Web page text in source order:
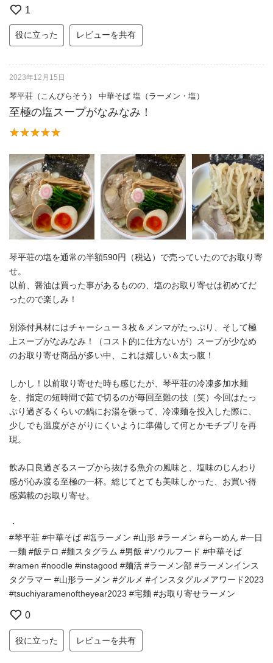
1
役に立った レビューを共有
2023年12月15日
琴平荘（こんぴらそう） 中華そば 塩（ラーメン・塩）
至極の塩スープがなみなみ！
琴平荘の塩を通常の半額590円（税込）で売っていたのでお取り寄
せ。
以前、醤油は買った事があるものの、塩のお取り寄せは初めてだ
ったので楽しみ！
別添付具材にはチャーシュー３枚＆メンマがたっぷり、そして極
上スープがなみなみ！（コスト的に仕方ないが）スープが少なめ
のお取り寄せ商品が多い中、これは嬉しい＆太っ腹！
しかし！以前取り寄せた時も感じたが、琴平荘の冷凍多加水麺
を、指定の短時間で茹で切るのが毎回至難の技（笑）今回はたっ
ぷり過ぎるくらいの鍋にお湯を張って、冷凍麺を投入した際に、
少しでも温度がさがりにくいように準備して何とかモチプリを再
現。
飲み口良過ぎるスープから抜ける魚介の風味と、塩味のじんわり
感が沁み渡る至極の一杯。総じてとても美味しかった、お買い得
感満載のお取り寄せ。
・
⁡#琴平荘 #中華そば #塩ラーメン #山形 #ラーメン #らーめん #一日
一麺 #飯テロ #麺スタグラム #男飯 #ソウルフード #中華そば
#ramen #noodle #instagood #麺活 #ラーメン部 #ラーメンインス
タグラマー #山形ラーメン #グルメ #インスタグルメアワード2023
#tsuchiyaramenoftheyear2023 #宅麺 #お取り寄せラーメン
0
役に立った レビューを共有